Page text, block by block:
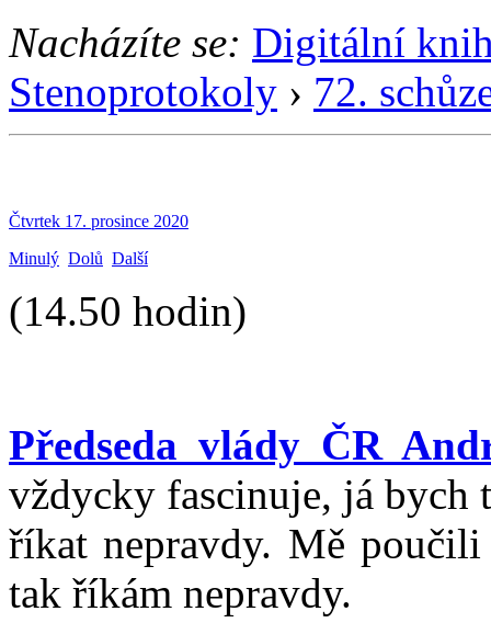
Nacházíte se: Digitální
Stenoprotokoly › 72.
Čtvrtek 17. prosince 2020
Minulý Dolů Další
(14.50 hodin)
Předseda vlády ČR
vždycky fascinuje, já bych
říkat nepravdy. Mě
tak říkám nepravdy.